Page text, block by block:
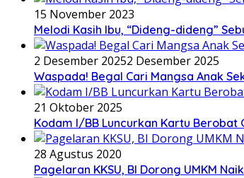
15 November 2023
Melodi Kasih Ibu, “Dideng-dideng”
2 Desember 20252 Desember 2025
Waspada! Begal Cari Mangsa Anak
21 Oktober 2025
Kodam I/BB Luncurkan Kartu Berobat
28 Agustus 2020
Pagelaran KKSU, BI Dorong UMKM